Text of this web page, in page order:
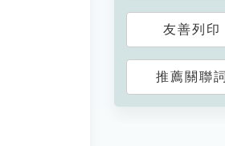
友善列印
推薦關聯詞